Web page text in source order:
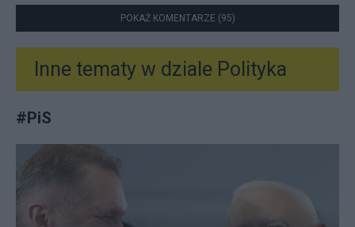
POKAŻ KOMENTARZE (95)
Inne tematy w dziale Polityka
#PiS